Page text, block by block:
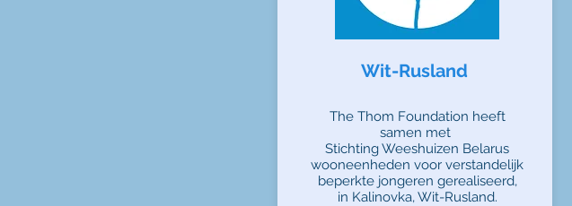
Wit-Rusland
The Thom Foundation heeft
samen met
Stichting Weeshuizen Belarus
wooneenheden voor verstandelijk
beperkte jongeren gerealiseerd,
in Kalinovka, Wit-Rusland.